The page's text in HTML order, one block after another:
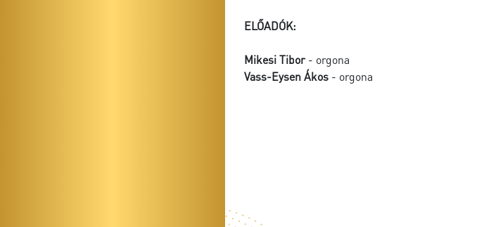
ELŐADÓK:
Mikesi Tibor- orgona
Vass-Eysen Ákos - orgona